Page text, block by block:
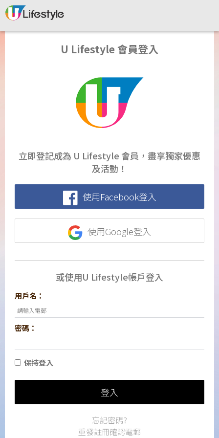
U Lifestyle 會員登入
立即登記成為 U Lifestyle 會員，盡享獨家優惠
及活動！
使用Facebook登入
使用Google登入
或使用U Lifestyle帳戶登入
用戶名：
密碼：
保持登入
登入
忘記密碼?
重發註冊確認電郵